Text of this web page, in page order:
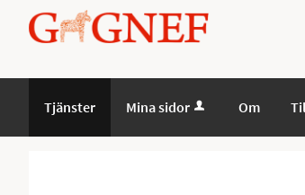
Välkommen
Gagnefs
Tjänster Mina sidor Om